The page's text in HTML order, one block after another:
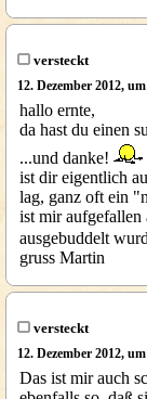
versteckt
12. Dezember 2012,
hallo ernte,
da hast du einen
...und danke!
ist dir eigentlich
lag, ganz oft ein
ist mir aufgefallen
ausgebuddelt
gruss Martin
versteckt
12. Dezember 2012,
Das ist mir auch